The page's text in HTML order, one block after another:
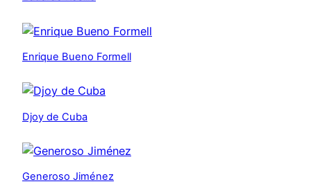
Enrique Bueno Formell
Djoy de Cuba
Generoso Jiménez